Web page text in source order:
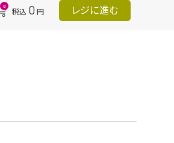
0
税込 0 円 レジに進む